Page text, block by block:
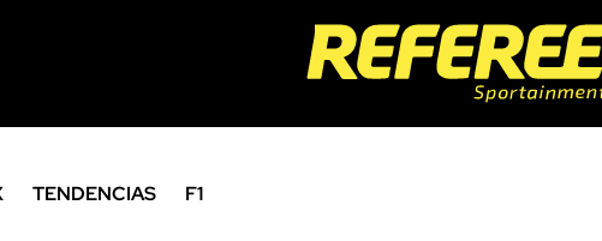
TENDENCIAS
F1